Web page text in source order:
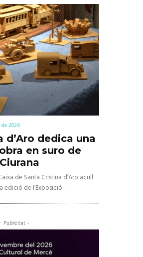
de 2026
d’Aro dedica una
en suro de
de Santa Cristina d’Aro acull
edició de l’Exposició...
- Publicitat -